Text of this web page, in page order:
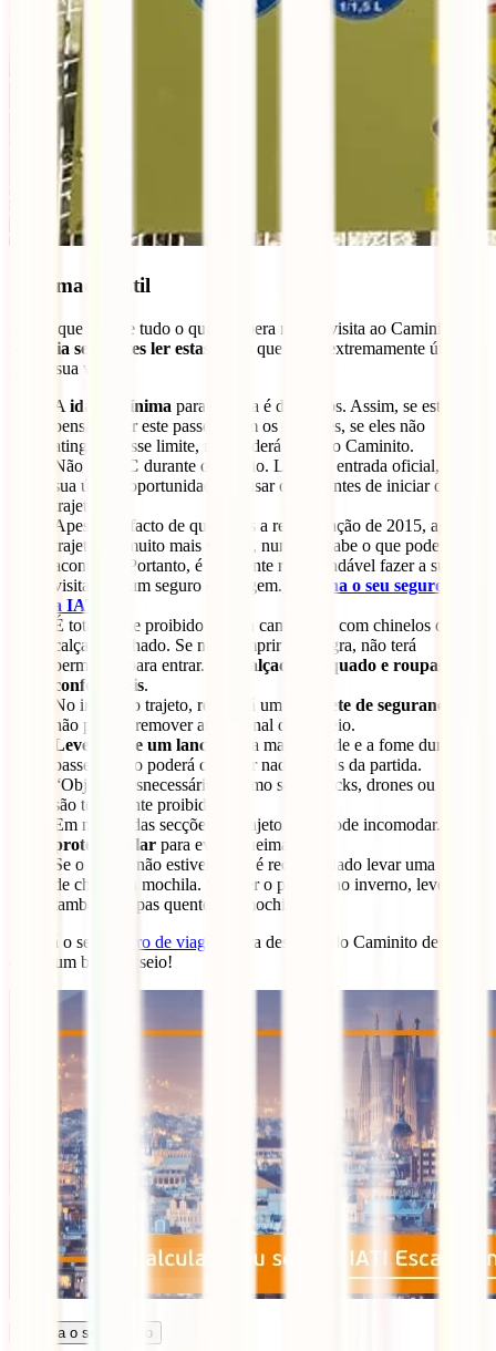
Informação útil
Agora que já sabe tudo o que o espera na sua visita ao Caminito,
não saia sem antes ler estas dicas
que serão extremamente úteis
para a sua visita.
A idade mínima para a visita é de 8 anos. Assim, se está a
pensar fazer este passeio com os menores, se eles não
atingirem esse limite, não poderá visitar o Caminito.
Não há
WC durante o passeio. Logo na entrada oficial, terá a
sua última oportunidade de usar o WC antes de iniciar o
trajeto.
Apesar do facto de que, após a remodelação de 2015, agora o
trajeto ser muito mais seguro, nunca se sabe o que pode
acontecer. Portanto, é altamente recomendável fazer a sua
visita com um seguro de viagem. Obtenha o seu seguro com
a IATI
É totalmente proibido fazer a caminhada com chinelos ou
calçado fechado. Se não cumprir esta regra, não terá
permissão para entrar. Use
calçado adequado e roupas
confortáveis.
No início do trajeto, receberá um
capacete de segurança
não poderá remover até ao final do passeio.
Leve água e um lanche
para matar a sede e a fome durante o
passeio. Não poderá comprar nada depois da partida.
“Objetos desnecessários” como selfie-sticks, drones ou tripés
são totalmente proibidos.
Em muitas das secções do trajeto o sol pode incomodar. Leve
protetor solar para evitar queimaduras.
Se o tempo não estiver bom, é recomendado levar uma capa
de chuva na mochila. Se fizer o passeio no inverno, leve
também roupas quentes na mochila.
Faça já o seu
seguro de viagem
para desfrutar do Caminito del Rey,
e faça um bom passeio!
Calcula o seu seguro